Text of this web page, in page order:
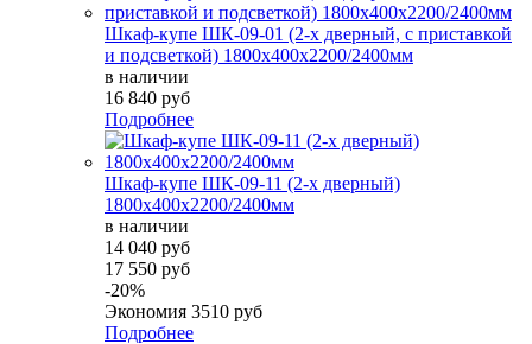
Шкаф-купе ШК-09-01 (2-х дверный, с приставкой
и подсветкой) 1800х400х2200/2400мм
в наличии
16 840 руб
Подробнее
Шкаф-купе ШК-09-11 (2-х дверный)
1800х400х2200/2400мм
в наличии
14 040 руб
17 550 руб
-20%
Экономия 3510 руб
Подробнее